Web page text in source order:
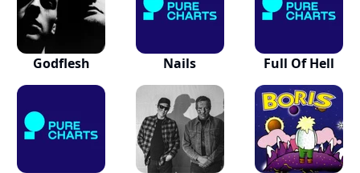
Godflesh Nails Full Of Hell